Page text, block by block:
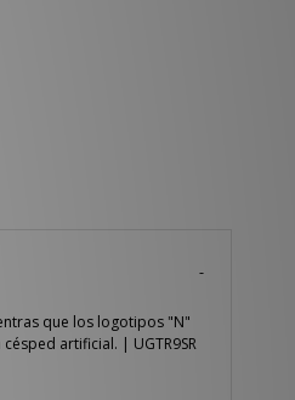
que los logotipos "N"
artificial. | UGTR9SR